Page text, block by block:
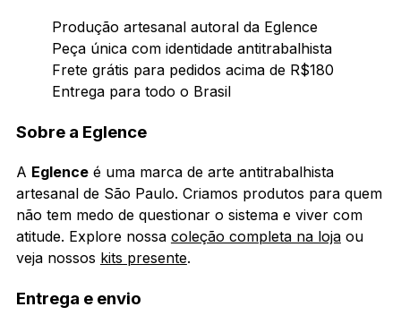
Produção artesanal autoral da Eglence
Peça única com identidade antitrabalhista
Frete grátis para pedidos acima de R$180
Entrega para todo o Brasil
Sobre a Eglence
A Eglenceé uma marca de arte antitrabalhista
artesanal de São Paulo. Criamos produtos para quem
não tem medo de questionar o sistema e viver com
atitude. Explore nossa coleção completa na lojaou
veja nossos kits presente.
Entrega e envio